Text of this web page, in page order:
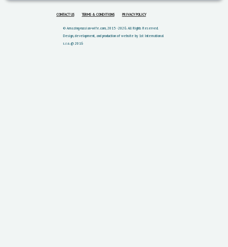
CONTACT US TERMS & CONDITIONS PRIVACY POLICY
© Amazing-russian-wife.com, 2015 - 2026. All Rights Reserved.
Design, development, and production of website by 1st International
s.r.o. @ 2016